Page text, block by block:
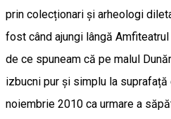
prin colecționari și arheologi
fost când ajungi lângă
de ce spuneam că pe malul
izbucni pur și simplu la suprafață
noiembrie 2010 ca urmare a